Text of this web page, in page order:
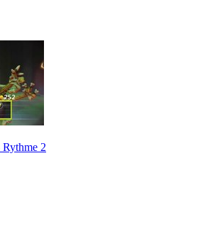
Rythme 2